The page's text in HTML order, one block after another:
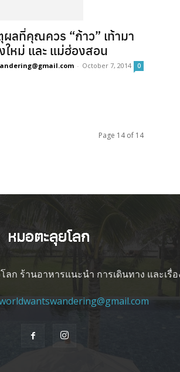
ผลที่คุณควร “ก้าว” เท้ามา
ใหม่ และ แม่ฮ่องสอน
- October 7, 2014 0
Page 14 of 14
ก ร้านอาหารแนะนำ การเดินทาง และเรื่